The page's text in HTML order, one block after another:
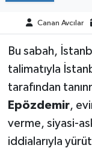
Canan Avcılar
Bu sabah,
talimatıyla
tarafından
Epözdemir,
verme, siyasi-
iddialarıyla